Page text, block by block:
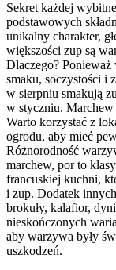
Sekret każdej
podstawowych
unikalny charakter,
większości zup są
Dlaczego? Ponieważ
smaku, soczystości i
w sierpniu smakują
w styczniu. Marchew
Warto korzystać z
ogrodu, aby mieć
Różnorodność
marchew, por to
francuskiej kuchni,
i zup. Dodatek
brokuły, kalafior,
nieskończonych
aby warzywa były
uszkodzeń.